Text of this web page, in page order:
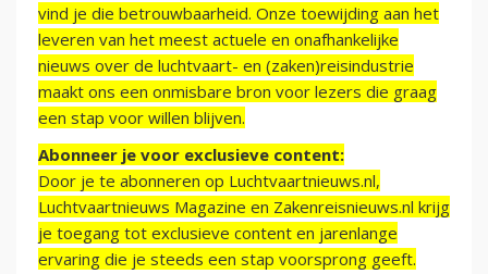
vind je die betrouwbaarheid. Onze toewijding aan het
leveren van het meest actuele en onafhankelijke
nieuws over de luchtvaart- en (zaken)reisindustrie
maakt ons een onmisbare bron voor lezers die graag
een stap voor willen blijven.
Abonneer je voor exclusieve content:
Door je te abonneren op Luchtvaartnieuws.nl,
Luchtvaartnieuws Magazine en Zakenreisnieuws.nl krijg
je toegang tot exclusieve content en jarenlange
ervaring die je steeds een stap voorsprong geeft.